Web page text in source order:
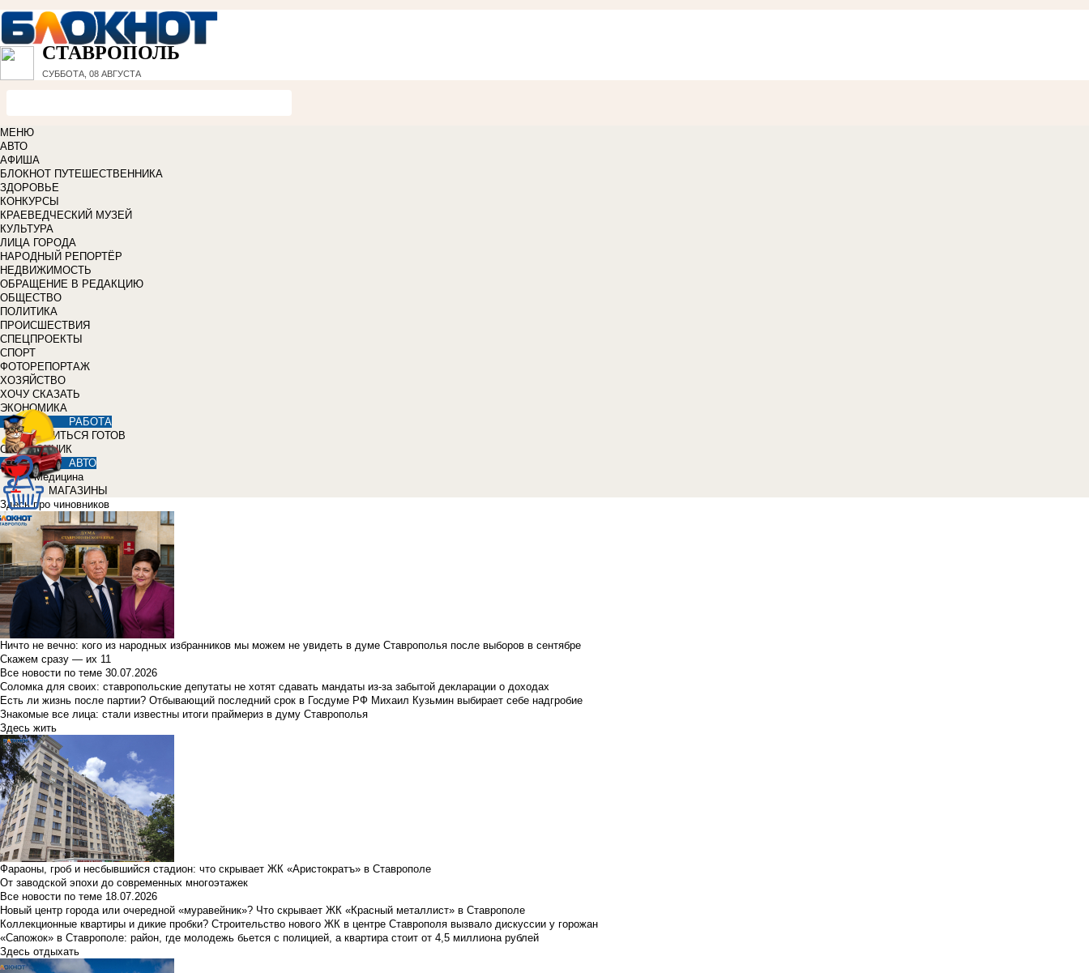
СТАВРОПОЛЬ
СУББОТА, 08 АВГУСТА
МЕНЮ
АВТО
АФИША
БЛОКНОТ ПУТЕШЕСТВЕННИКА
ЗДОРОВЬЕ
КОНКУРСЫ
КРАЕВЕДЧЕСКИЙ МУЗЕЙ
КУЛЬТУРА
ЛИЦА ГОРОДА
НАРОДНЫЙ РЕПОРТЁР
НЕДВИЖИМОСТЬ
ОБРАЩЕНИЕ В РЕДАКЦИЮ
ОБЩЕСТВО
ПОЛИТИКА
ПРОИСШЕСТВИЯ
СПЕЦПРОЕКТЫ
СПОРТ
ФОТОРЕПОРТАЖ
ХОЗЯЙСТВО
ХОЧУ СКАЗАТЬ
ЭКОНОМИКА
РАБОТА
УЧИТЬСЯ ГОТОВ
СПРАВОЧНИК
АВТО
Медицина
МАГАЗИНЫ
Здесь про чиновников
Ничто не вечно: кого из народных избранников мы можем не увидеть в думе Ставрополья после выборов в сентябре
Скажем сразу — их 11
Все новости по теме 30.07.2026
Соломка для своих: ставропольские депутаты не хотят сдавать мандаты из-за забытой декларации о доходах
Есть ли жизнь после партии? Отбывающий последний срок в Госдуме РФ Михаил Кузьмин выбирает себе надгробие
Знакомые все лица: стали известны итоги праймериз в думу Ставрополья
Здесь жить
Фараоны, гроб и несбывшийся стадион: что скрывает ЖК «Аристократъ» в Ставрополе
От заводской эпохи до современных многоэтажек
Все новости по теме 18.07.2026
Новый центр города или очередной «муравейник»? Что скрывает ЖК «Красный металлист» в Ставрополе
Коллекционные квартиры и дикие пробки? Строительство нового ЖК в центре Ставрополя вызвало дискуссии у горожан
«Сапожок» в Ставрополе: район, где молодежь бьется с полицией, а квартира стоит от 4,5 миллиона рублей
Здесь отдыхать